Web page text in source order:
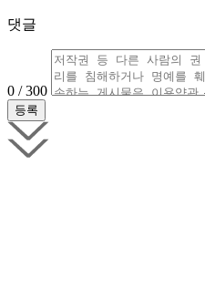
댓글
0 / 300